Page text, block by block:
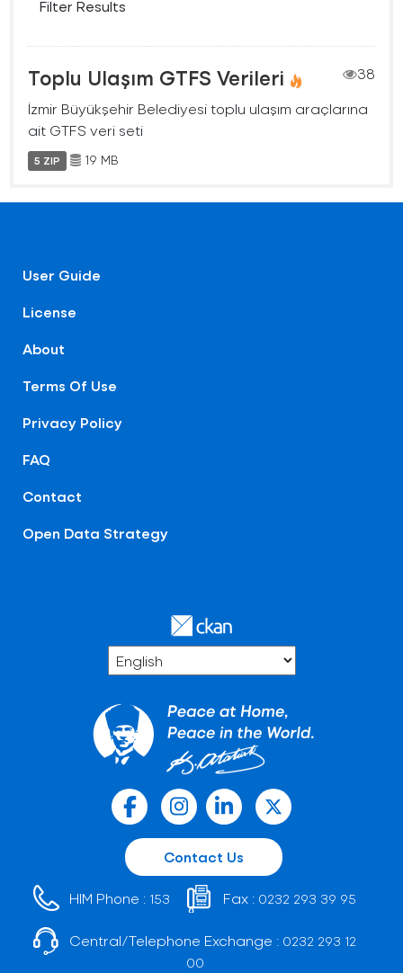
Filter Results
Toplu Ulaşım GTFS Verileri
38
İzmir Büyükşehir Belediyesi toplu ulaşım araçlarına
ait GTFS veri seti
5 ZIP 19 MB
User Guide
License
About
Terms Of Use
Privacy Policy
FAQ
Contact
Open Data Strategy
Contact Us
HIM Phone : 153 Fax : 0232 293 39 95
Central/Telephone Exchange : 0232 293 12
00